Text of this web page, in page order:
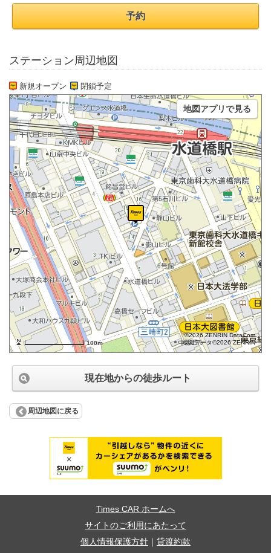
予約
ステーション周辺地図
新規オープン 閉鎖予定
100m
©2026 ZENRIN DataCom
地図データ©2026 ZENRIN
地図アプリで見る
現在地からの徒歩ルート
周辺地図に戻る
Times CAR ホームへ
サイトのご利用にあたって
個人情報保護方針
貸渡約款